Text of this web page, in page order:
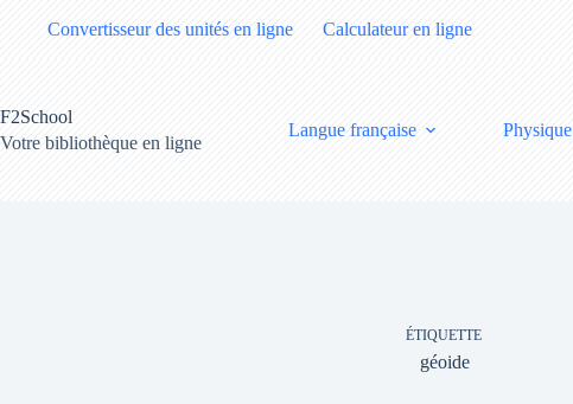
Convertisseur des unités en ligne Calculateur en ligne
F2School
Votre bibliothèque en ligne
Langue française Physique
ÉTIQUETTE
géoide